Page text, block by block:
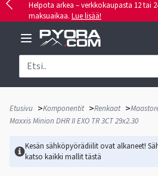
Helpota arkea – verkkokaupasta 12 tai
maksuaikaa. Lue lisää!
Etusivu >Komponentit >Renkaat >
Maxxis Minion DHR II EXO TR 3CT 29x2.30
Kesän sähköpyörädiilit ovat alkaneet!
katso kaikki mallittästä